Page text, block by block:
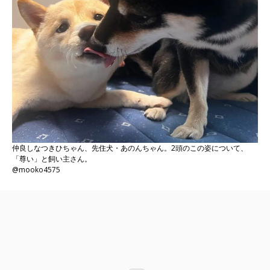
仲良しなつきひちゃん、先住犬・あのんちゃん。2頭のこの姿について、
「尊い」と飼い主さん。
@mooko4575